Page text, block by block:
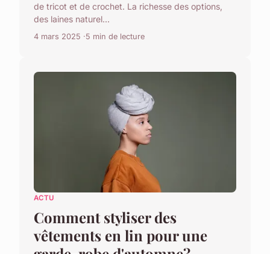
de tricot et de crochet. La richesse des options,
des laines naturel...
4 mars 2025 5 min de lecture
ACTU
Comment styliser des
vêtements en lin pour une